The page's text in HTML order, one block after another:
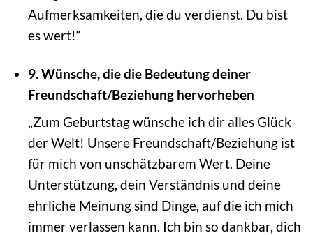
Aufmerksamkeiten, die du verdienst. Du bist
es wert!“
9. Wünsche, die die Bedeutung deiner
Freundschaft/Beziehung hervorheben
„Zum Geburtstag wünsche ich dir alles Glück
der Welt! Unsere Freundschaft/Beziehung ist
für mich von unschätzbarem Wert. Deine
Unterstützung, dein Verständnis und deine
ehrliche Meinung sind Dinge, auf die ich mich
immer verlassen kann. Ich bin so dankbar, dich